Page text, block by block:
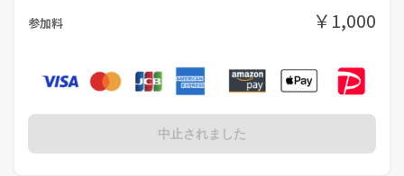
参加料 ￥1,000
中止されました